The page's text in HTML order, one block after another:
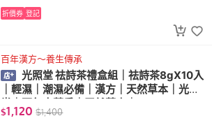
折價券 登記
百年漢方～養生傳承
光照堂 祛詩茶禮盒組｜祛詩茶8gX10入
｜輕濕｜潮濕必備｜漢方｜天然草本｜光照
堂｜百年中藥房｜天然草本｜
$1,120 $1,400